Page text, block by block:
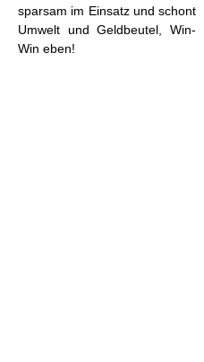
sparsam im Einsatz und schont
Umwelt und Geldbeutel, Win-
Win eben!